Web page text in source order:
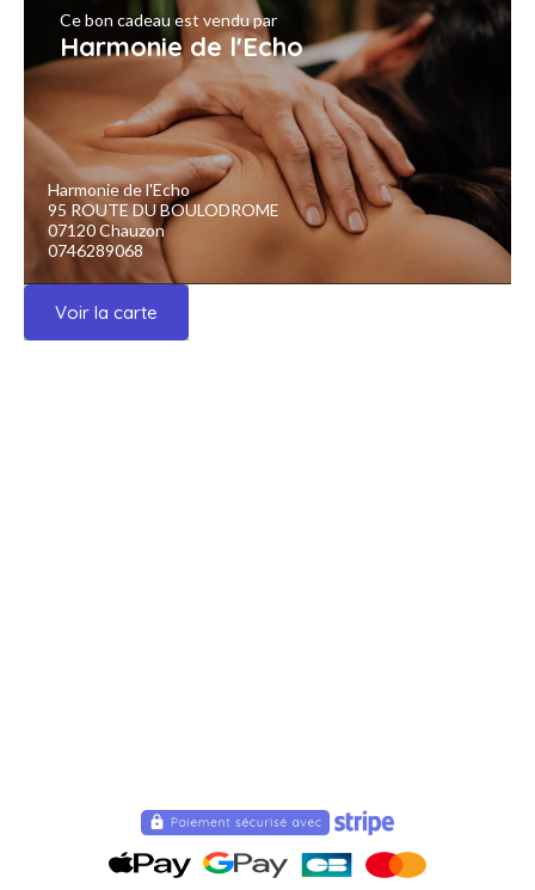
Ce bon cadeau est vendu par
Harmonie de l'Echo
Harmonie de l'Echo
95 ROUTE DU BOULODROME
07120 Chauzon
0746289068
Voir la carte